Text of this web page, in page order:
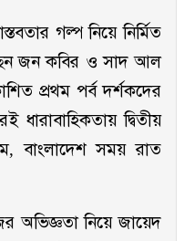
গল্প নিয়ে নির্মিত
জন কবির ও সাদ আল
প্রথম পর্ব দর্শকদের
ধারাবাহিকতায় দ্বিতীয়
বাংলাদেশ সময় রাত
অভিজ্ঞতা নিয়ে জায়েদ